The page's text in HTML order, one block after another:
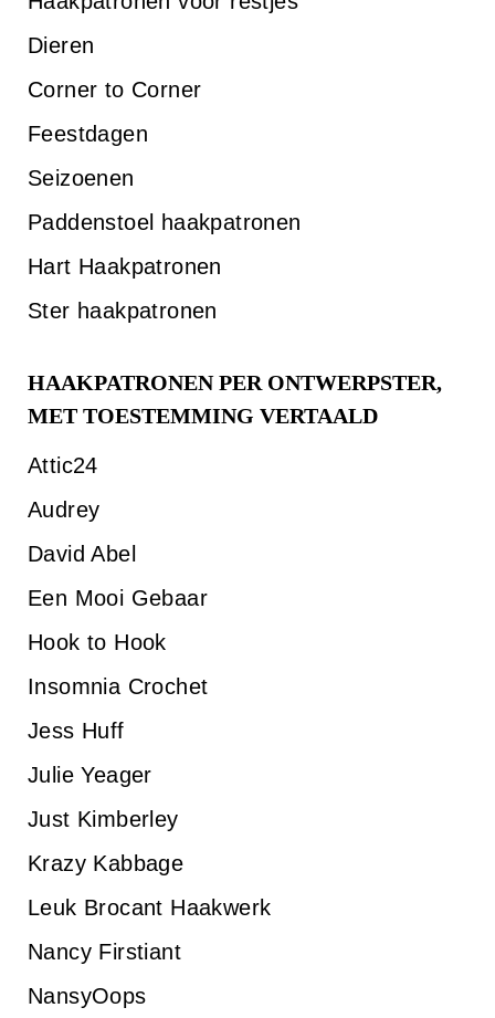
Dieren
Corner to Corner
Feestdagen
Seizoenen
Paddenstoel haakpatronen
Hart Haakpatronen
Ster haakpatronen
HAAKPATRONEN PER ONTWERPSTER,
MET TOESTEMMING VERTAALD
Attic24
Audrey
David Abel
Een Mooi Gebaar
Hook to Hook
Insomnia Crochet
Jess Huff
Julie Yeager
Just Kimberley
Krazy Kabbage
Leuk Brocant Haakwerk
Nancy Firstiant
NansyOops